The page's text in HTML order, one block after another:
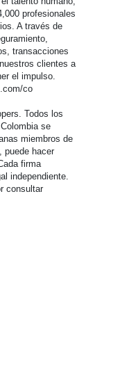
profesionales
A través de
transacciones
clientes a
el impulso.
co
Todos los
se
miembros de
puede hacer
firma
independiente.
consultar